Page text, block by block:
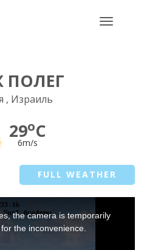
Toggle
ПОЛЕГ
, Израиль
29oC
6m/s
FULL WEATHER
the camera is temporarily
the inconvenience.